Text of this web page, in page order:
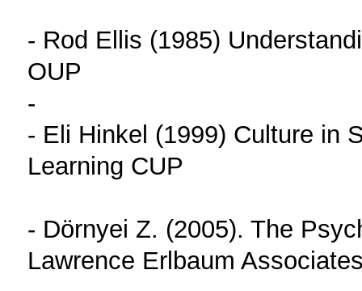
- Rod Ellis (1985)
OUP
-
- Eli Hinkel (1999) Culture in
Learning CUP
- Dörnyei Z. (2005). The
Lawrence Erlbaum